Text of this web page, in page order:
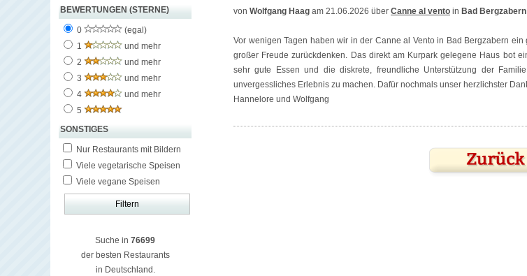
BEWERTUNGEN (STERNE)
0
(egal)
1
und mehr
2
und mehr
3
und mehr
4
und mehr
5
SONSTIGES
Nur Restaurants mit Bildern
Viele vegetarische Speisen
Viele vegane Speisen
Suche in 76699
der besten Restaurants
in Deutschland.
von Wolfgang Haag am 21.06.2026 über Canne al vento in Bad Bergzabern
Vor wenigen Tagen haben wir in der Canne al Vento in Bad Bergzabern
großer Freude zurückdenken. Das direkt am Kurpark gelegene Haus bot
sehr gute Essen und die diskrete, freundliche Unterstützung der
unvergessliches Erlebnis zu machen. Dafür nochmals unser herzlichster
Hannelore und Wolfgang